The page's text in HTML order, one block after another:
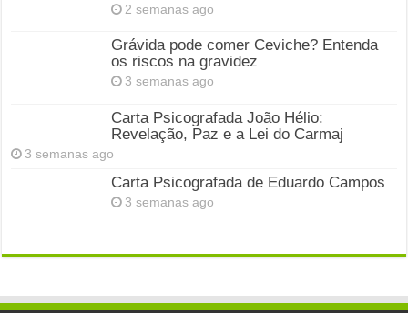
2 semanas ago
Grávida pode comer Ceviche? Entenda
os riscos na gravidez
3 semanas ago
Carta Psicografada João Hélio:
Revelação, Paz e a Lei do Carmaj
3 semanas ago
Carta Psicografada de Eduardo Campos
3 semanas ago